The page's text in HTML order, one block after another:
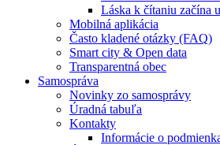
Láska k čítaniu začína
Mobilná aplikácia
Často kladené otázky (FAQ)
Smart city & Open data
Transparentná obec
Samospráva
Novinky zo samosprávy
Úradná tabuľa
Kontakty
Informácie o